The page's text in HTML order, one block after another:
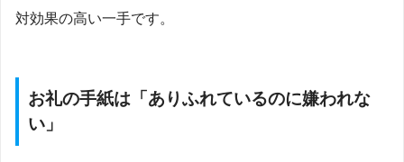
対効果の高い一手です。
お礼の手紙は「ありふれているのに嫌われな
い」